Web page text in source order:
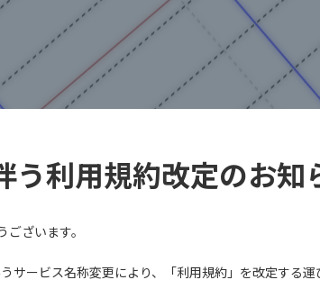
う利用規約改定のお知
ざいます。
サービス名称変更により、「利用規約」を改定する